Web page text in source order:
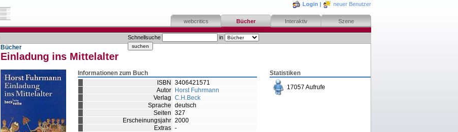
Login | neuer Benutzer
webcritics Bücher Interaktiv Szene
Schnellsuche in
Bücher
Einladung ins Mittelalter
Statistiken
17057 Aufrufe
Informationen zum Buch
ISBN
3406421571
Autor
Horst Fuhrmann
Verlag C.H.Beck
Sprache deutsch
Seiten 327
Erscheinungsjahr 2000
Extras -